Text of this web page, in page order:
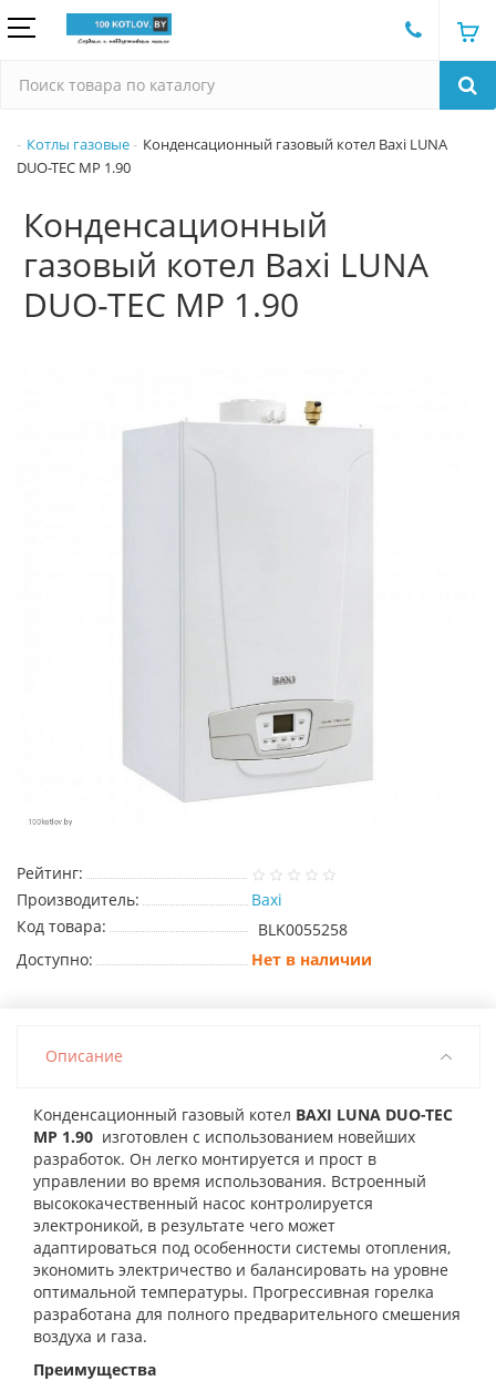
Котлы газовые
Конденсационный газовый котел Baxi LUNA
DUO-TEC MP 1.90
Конденсационный
газовый котел Baxi LUNA
DUO-TEC MP 1.90
Рейтинг:
Производитель:
Baxi
Код товара:
BLK0055258
Доступно:
Нет в наличии
Описание
Конденсационный газовый котел BAXI LUNA DUO-TEC
MP 1.90 изготовлен с использованием новейших
разработок. Он легко монтируется и прост в
управлении во время использования. Встроенный
высококачественный насос контролируется
электроникой, в результате чего может
адаптироваться под особенности системы отопления,
экономить электричество и балансировать на уровне
оптимальной температуры. Прогрессивная горелка
разработана для полного предварительного смешения
воздуха и газа.
Преимущества